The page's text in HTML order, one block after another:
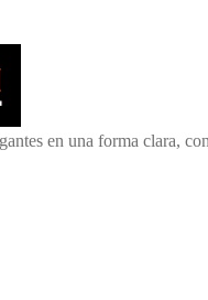
en una forma clara,